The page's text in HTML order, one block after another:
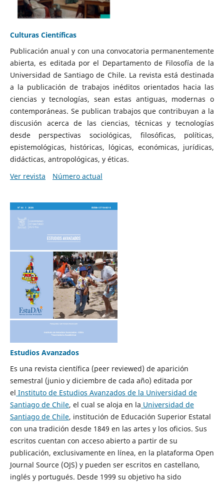
Culturas Científicas
Publicación anual y con una convocatoria permanentemente
abierta, es editada por el Departamento de Filosofía de la
Universidad de Santiago de Chile. La revista está destinada
a la publicación de trabajos inéditos orientados hacia las
ciencias y tecnologías, sean estas antiguas, modernas o
contemporáneas. Se publican trabajos que contribuyan a la
discusión acerca de las ciencias, técnicas y tecnologías
desde perspectivas sociológicas, filosóficas, políticas,
epistemológicas, históricas, lógicas, económicas, jurídicas,
didácticas, antropológicas, y éticas.
Ver revista
Número actual
Estudios Avanzados
Es una revista científica (peer reviewed) de aparición
semestral (junio y diciembre de cada año) editada por
el Instituto de Estudios Avanzados de la Universidad de
Santiago de Chile, el cual se aloja en la Universidad de
Santiago de Chile, institución de Educación Superior Estatal
con una tradición desde 1849 en las artes y los oficios. Sus
escritos cuentan con acceso abierto a partir de su
publicación, exclusivamente en línea, en la plataforma Open
Journal Source (OJS) y pueden ser escritos en castellano,
inglés y portugués. Desde 1999 su objetivo ha sido